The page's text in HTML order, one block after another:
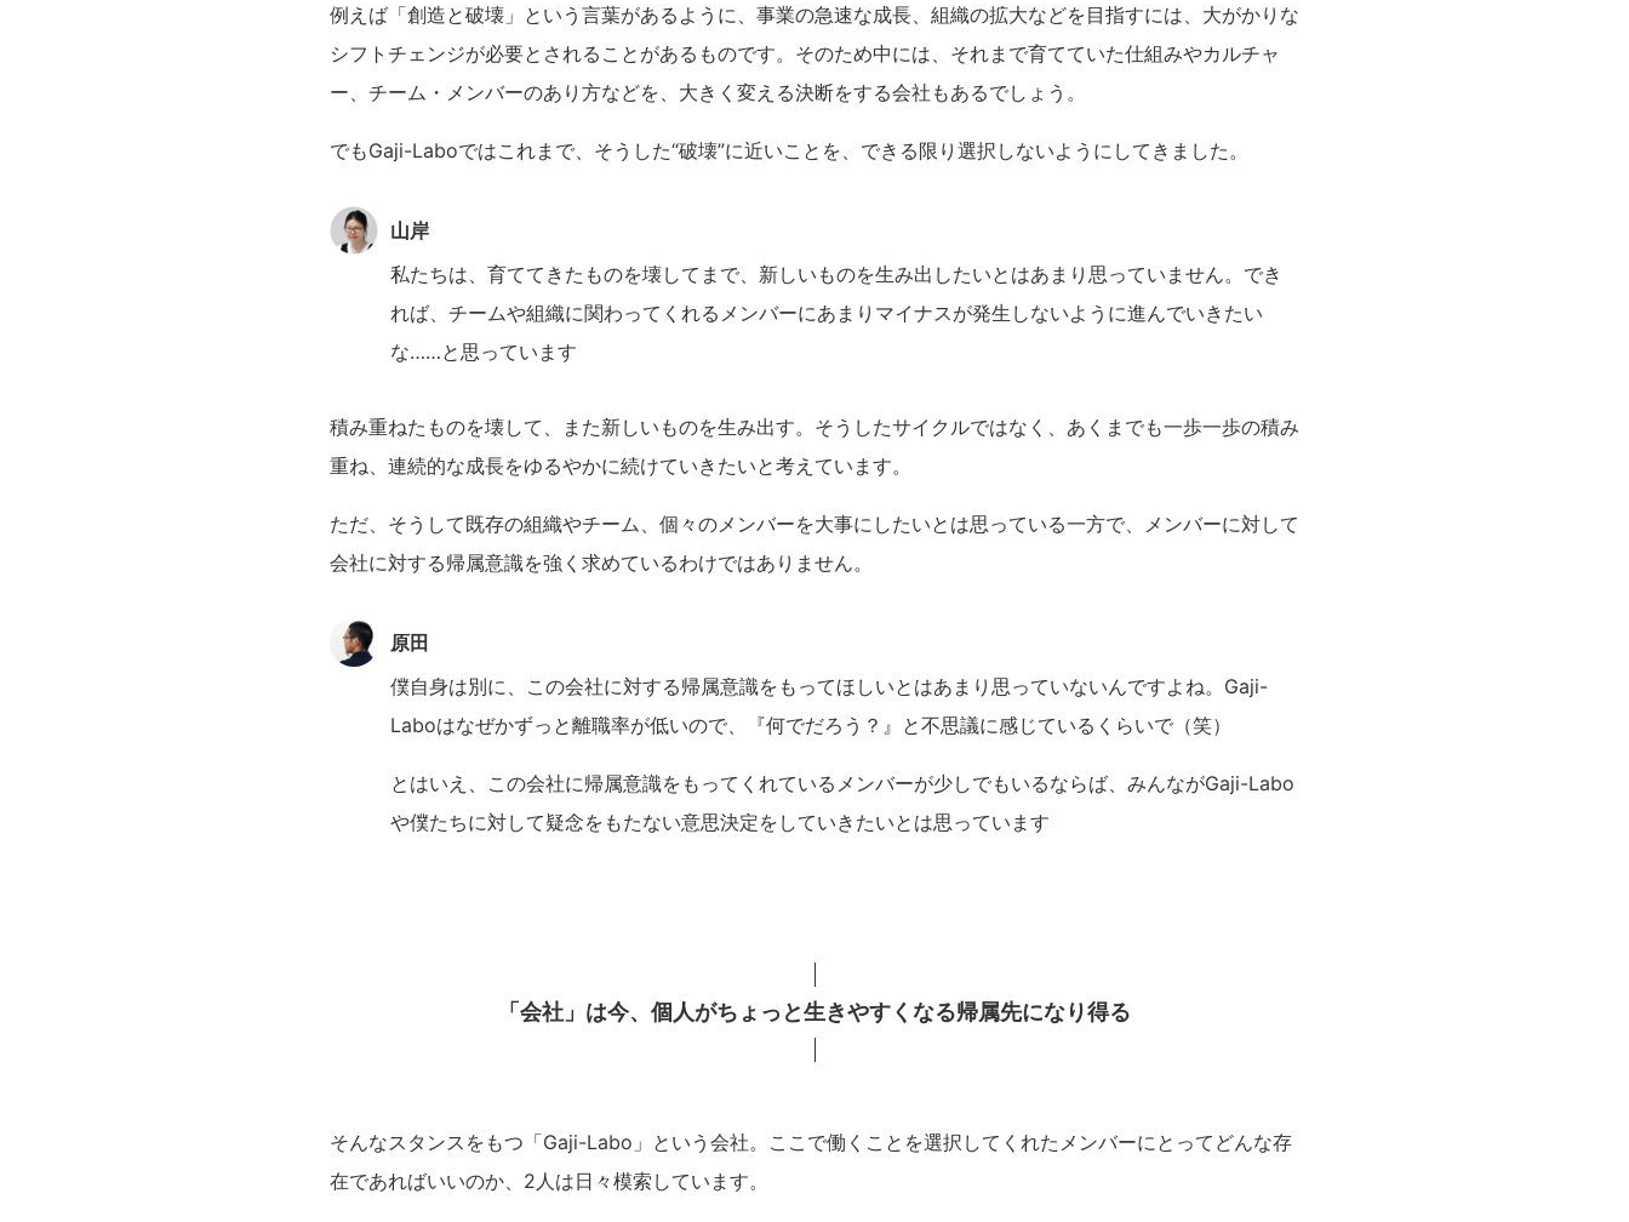
例えば「創造と破壊」という言葉があるように、事業の急速な成長、組織の拡大などを目指すには、大がかりな
シフトチェンジが必要とされることがあるものです。そのため中には、それまで育てていた仕組みやカルチャ
ー、チーム・メンバーのあり方などを、大きく変える決断をする会社もあるでしょう。
でもGaji-Laboではこれまで、そうした“破壊”に近いことを、できる限り選択しないようにしてきました。
山岸
私たちは、育ててきたものを壊してまで、新しいものを生み出したいとはあまり思っていません。でき
れば、チームや組織に関わってくれるメンバーにあまりマイナスが発生しないように進んでいきたい
な……と思っています
積み重ねたものを壊して、また新しいものを生み出す。そうしたサイクルではなく、あくまでも一歩一歩の積み
重ね、連続的な成長をゆるやかに続けていきたいと考えています。
ただ、そうして既存の組織やチーム、個々のメンバーを大事にしたいとは思っている一方で、メンバーに対して
会社に対する帰属意識を強く求めているわけではありません。
原田
僕自身は別に、この会社に対する帰属意識をもってほしいとはあまり思っていないんですよね。Gaji-
Laboはなぜかずっと離職率が低いので、『何でだろう？』と不思議に感じているくらいで（笑）
とはいえ、この会社に帰属意識をもってくれているメンバーが少しでもいるならば、みんながGaji-Labo
や僕たちに対して疑念をもたない意思決定をしていきたいとは思っています
「会社」は今、個人がちょっと生きやすくなる帰属先になり得る
そんなスタンスをもつ「Gaji-Labo」という会社。ここで働くことを選択してくれたメンバーにとってどんな存
在であればいいのか、2人は日々模索しています。